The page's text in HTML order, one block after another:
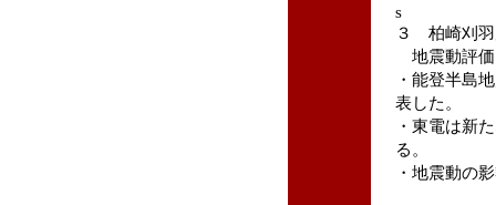
s
３ 柏崎刈羽
地震動評価
・能登半島
表した。
・東電は新
る。
・地震動の